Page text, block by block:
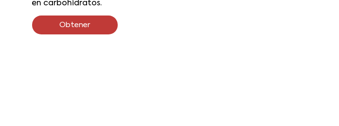
en carbohidratos.
Obtener